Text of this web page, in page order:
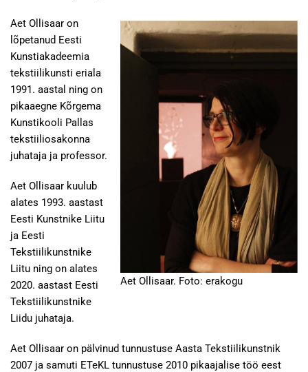
Aet Ollisaar. Foto: erakogu
Aet Ollisaar on
lõpetanud Eesti
Kunstiakadeemia
tekstiilikunsti eriala
1991. aastal ning on
pikaaegne Kõrgema
Kunstikooli Pallas
tekstiiliosakonna
juhataja ja professor.
Aet Ollisaar kuulub
alates 1993. aastast
Eesti Kunstnike Liitu
ja Eesti
Tekstiilikunstnike
Liitu ning on alates
2020. aastast Eesti
Tekstiilikunstnike
Liidu juhataja.
Aet Ollisaar on pälvinud tunnustuse Aasta Tekstiilikunstnik
2007 ja samuti ETeKL tunnustuse 2010 pikaajalise töö eest